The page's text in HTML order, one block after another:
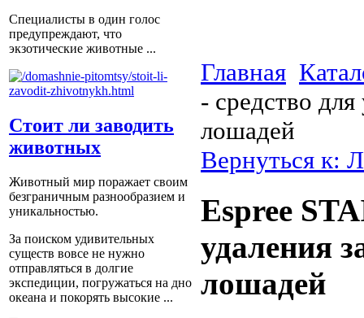
Специалисты в один голос
предупреждают, что
экзотические животные ...
Стоит ли заводить
животных
Животный мир поражает своим
безграничным разнообразием и
уникальностью.
За поиском удивительных
существ вовсе не нужно
отправляться в долгие
экспедиции, погружаться на дно
океана и покорять высокие ...
Главная
- средство
лошадей
Вернуться к:
Espree
удаления
лошадей